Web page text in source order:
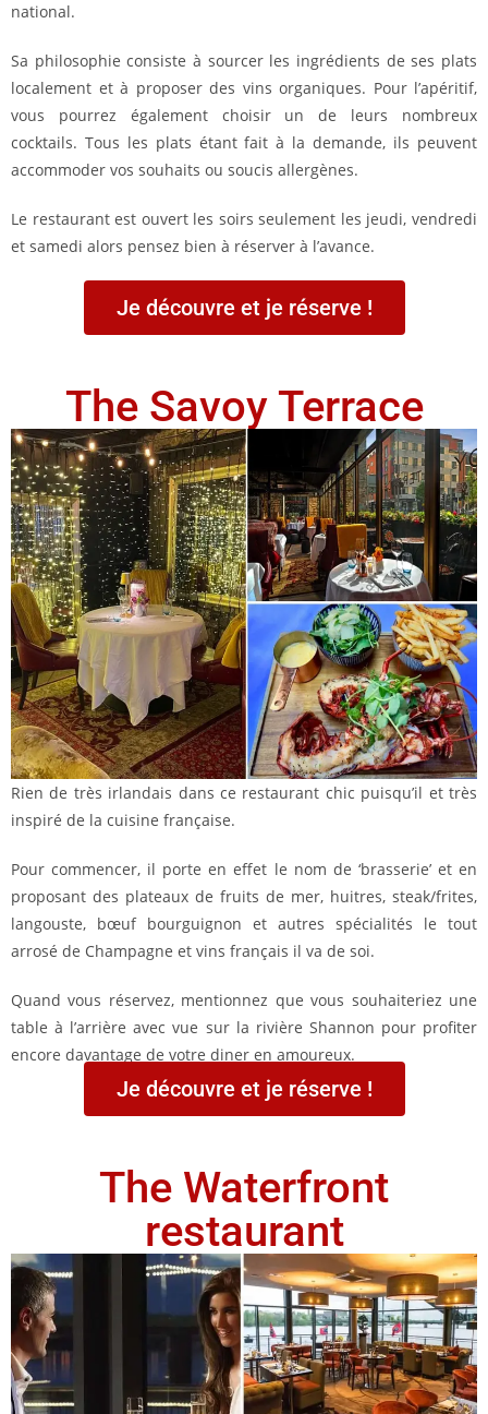
national.
Sa philosophie consiste à sourcer les ingrédients de ses plats
localement et à proposer des vins organiques. Pour l’apéritif,
vous pourrez également choisir un de leurs nombreux
cocktails. Tous les plats étant fait à la demande, ils peuvent
accommoder vos souhaits ou soucis allergènes.
Le restaurant est ouvert les soirs seulement les jeudi, vendredi
et samedi alors pensez bien à réserver à l’avance.
Je découvre et je réserve !
The Savoy Terrace
Rien de très irlandais dans ce restaurant chic puisqu’il et très
inspiré de la cuisine française.
Pour commencer, il porte en effet le nom de ‘brasserie’ et en
proposant des plateaux de fruits de mer, huitres, steak/frites,
langouste, bœuf bourguignon et autres spécialités le tout
arrosé de Champagne et vins français il va de soi.
Quand vous réservez, mentionnez que vous souhaiteriez une
table à l’arrière avec vue sur la rivière Shannon pour profiter
encore davantage de votre diner en amoureux.
Je découvre et je réserve !
The Waterfront
restaurant